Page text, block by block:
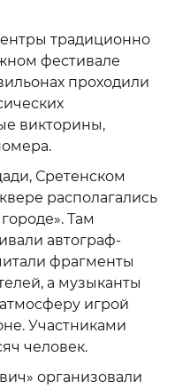
традиционно
фестивале
проходили
викторины,
Сретенском
располагались
Там
автограф-
фрагменты
а музыканты
игрой
Участниками
человек.
организовали